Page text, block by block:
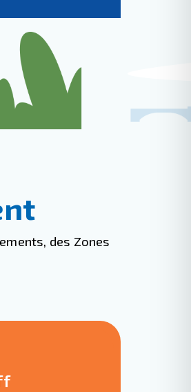
des Zones